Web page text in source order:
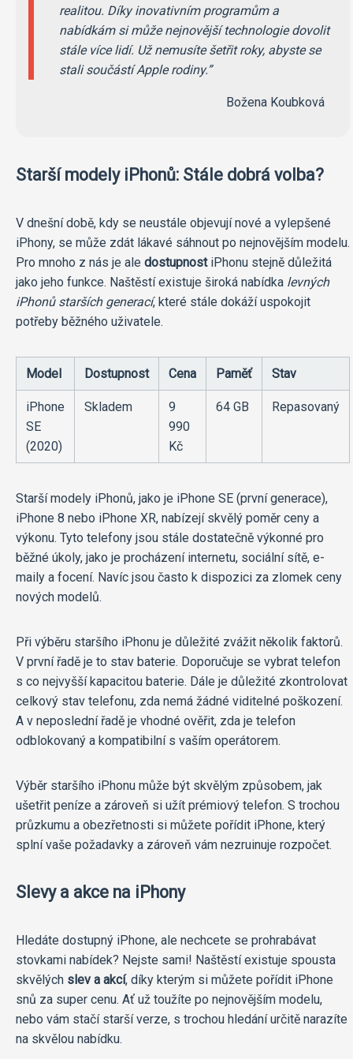
realitou. Díky inovativním programům a
nabídkám si může nejnovější technologie dovolit
stále více lidí. Už nemusíte šetřit roky, abyste se
stali součástí Apple rodiny.
Božena Koubková
Starší modely iPhonů: Stále dobrá volba?
V dnešní době, kdy se neustále objevují nové a vylepšené
iPhony, se může zdát lákavé sáhnout po nejnovějším modelu.
Pro mnoho z nás je ale dostupnostiPhonu stejně důležitá
jako jeho funkce. Naštěstí existuje široká nabídka levných
iPhonů starších generací, které stále dokáží uspokojit
potřeby běžného uživatele.
Model Dostupnost Cena Paměť Stav
iPhone
SE
(2020)
Skladem
9
990
Kč
64 GB Repasovaný
Starší modely iPhonů, jako je iPhone SE (první generace),
iPhone 8 nebo iPhone XR, nabízejí skvělý poměr ceny a
výkonu. Tyto telefony jsou stále dostatečně výkonné pro
běžné úkoly, jako je procházení internetu, sociální sítě, e-
maily a focení. Navíc jsou často k dispozici za zlomek ceny
nových modelů.
Při výběru staršího iPhonu je důležité zvážit několik faktorů.
V první řadě je to stav baterie. Doporučuje se vybrat telefon
s co nejvyšší kapacitou baterie. Dále je důležité zkontrolovat
celkový stav telefonu, zda nemá žádné viditelné poškození.
A v neposlední řadě je vhodné ověřit, zda je telefon
odblokovaný a kompatibilní s vaším operátorem.
Výběr staršího iPhonu může být skvělým způsobem, jak
ušetřit peníze a zároveň si užít prémiový telefon. S trochou
průzkumu a obezřetnosti si můžete pořídit iPhone, který
splní vaše požadavky a zároveň vám nezruinuje rozpočet.
Slevy a akce na iPhony
Hledáte dostupný iPhone, ale nechcete se prohrabávat
stovkami nabídek? Nejste sami! Naštěstí existuje spousta
skvělých slev a akcí, díky kterým si můžete pořídit iPhone
snů za super cenu. Ať už toužíte po nejnovějším modelu,
nebo vám stačí starší verze, s trochou hledání určitě narazíte
na skvělou nabídku.